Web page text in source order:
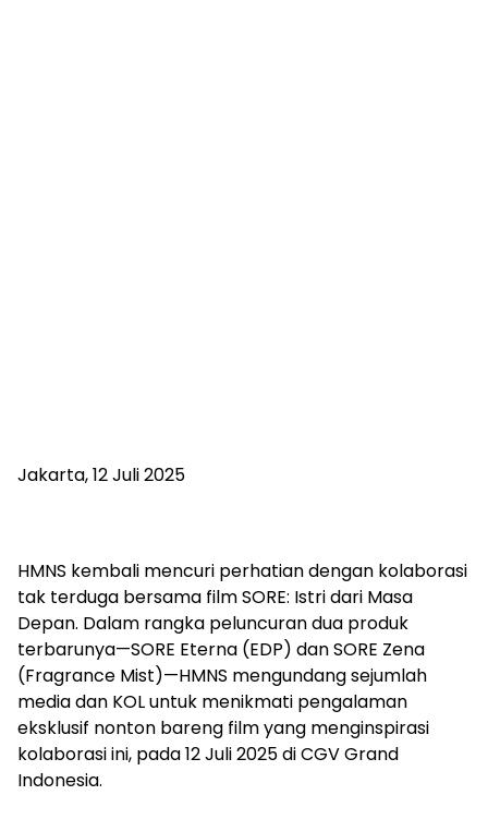
Jakarta, 12 Juli 2025
HMNS kembali mencuri perhatian dengan kolaborasi
tak terduga bersama film SORE: Istri dari Masa
Depan. Dalam rangka peluncuran dua produk
terbarunya—SORE Eterna (EDP) dan SORE Zena
(Fragrance Mist)—HMNS mengundang sejumlah
media dan KOL untuk menikmati pengalaman
eksklusif nonton bareng film yang menginspirasi
kolaborasi ini, pada 12 Juli 2025 di CGV Grand
Indonesia.